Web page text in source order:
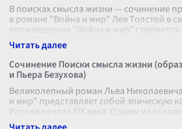
В поисках смысла жизни — сочинение
в романе "Война и мир" Лев Толстой в
произведении "Война и мир" стремится
только события эпохи Н
Сочинение Поиски смысла жизни
и Пьера Безухова)
Великолепный роман Льва
и мир" представляет собой эпическую
России начала XIX века. Одним из
которые ставит перед читат